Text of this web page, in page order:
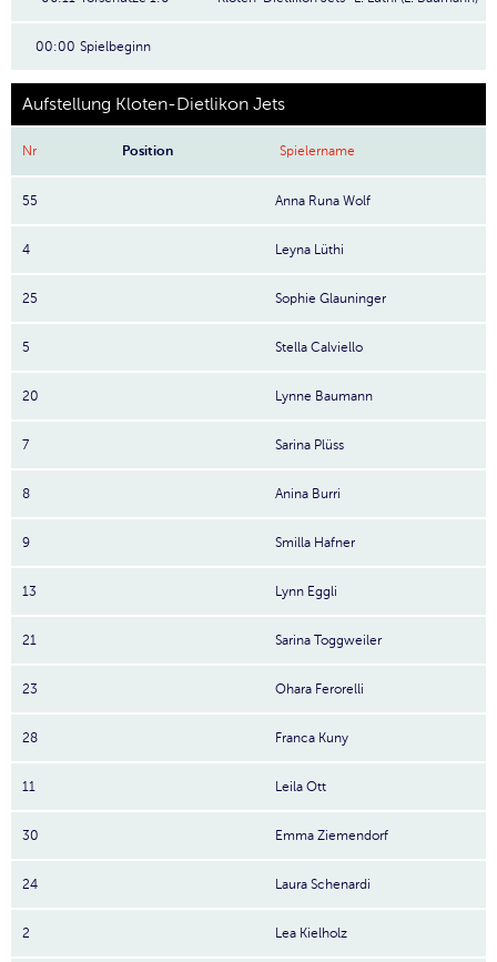
00:00 Spielbeginn
Aufstellung Kloten-Dietlikon Jets
Nr Position Spielername
55 Anna Runa Wolf
4 Leyna Lüthi
25 Sophie Glauninger
5 Stella Calviello
20 Lynne Baumann
7 Sarina Plüss
8 Anina Burri
9 Smilla Hafner
13 Lynn Eggli
21 Sarina Toggweiler
23 Ohara Ferorelli
28 Franca Kuny
11 Leila Ott
30 Emma Ziemendorf
24 Laura Schenardi
2 Lea Kielholz